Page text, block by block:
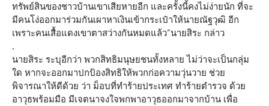
ทรัพย์สินของชาวบ้านเขาเสียหายอีก และครั้งนี้คงไม่ง่ายนัก ที่จะ
มีคนโง่ออกมาร่วมกันเผาหาเงินเข้ากระเป๋าให้นายณัฐวุฒิ อีก
เพราะคนเสื้อแดงเขาตาสว่างกันหมดแล้ว”นายสิระ กล่าว
.
นายสิระ ระบุอีกว่า พวกสิทธิมนุษยชนทั้งหลาย ไม่ว่าจะเป็นกลุ่ม
ใด หากจะออกมาปกป้องสิทธิให้พวกก่อความวุ่นวาย ช่วย
พิจารณาให้ดีด้วย ว่า ม็อบที่ทำร้ายประเทศ ทำร้ายตำรวจ ด้วย
อาวุธพร้อมมือ มีเจตนาจงใจพกพาอาวุธออกมาจากบ้าน เพื่อ